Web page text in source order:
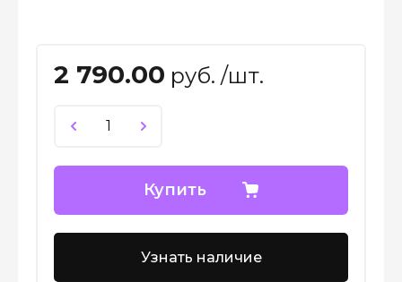
2 790.00 руб. /шт.
Купить
Узнать наличие